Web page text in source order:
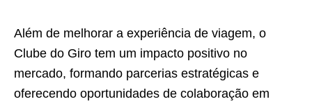
Além de melhorar a experiência de viagem, o
Clube do Giro tem um impacto positivo no
mercado, formando parcerias estratégicas e
oferecendo oportunidades de colaboração em